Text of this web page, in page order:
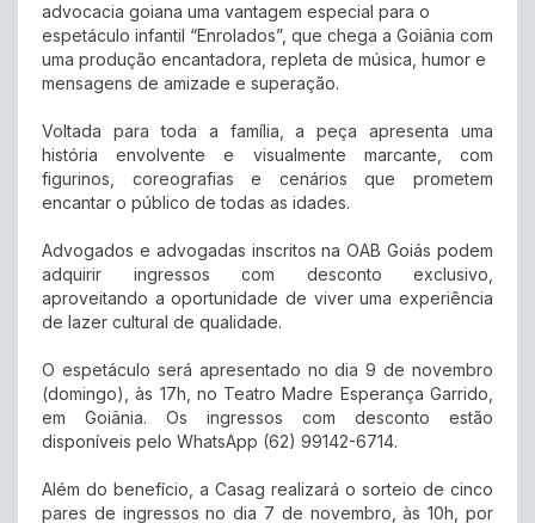
advocacia goiana uma vantagem especial para o
espetáculo infantil “Enrolados”, que chega a Goiânia com
uma produção encantadora, repleta de música, humor e
mensagens de amizade e superação.
Voltada para toda a família, a peça apresenta uma
história envolvente e visualmente marcante, com
figurinos, coreografias e cenários que prometem
encantar o público de todas as idades.
Advogados e advogadas inscritos na OAB Goiás podem
adquirir ingressos com desconto exclusivo,
aproveitando a oportunidade de viver uma experiência
de lazer cultural de qualidade.
O espetáculo será apresentado no dia 9 de novembro
(domingo), às 17h, no Teatro Madre Esperança Garrido,
em Goiânia. Os ingressos com desconto estão
disponíveis pelo WhatsApp (62) 99142-6714.
Além do benefício, a Casag realizará o sorteio de cinco
pares de ingressos no dia 7 de novembro, às 10h, por